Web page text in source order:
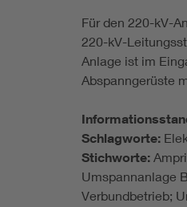
Für den 220-kV-
220-kV-
Anlage ist im
Abspanngerüste
Schlagworte:
Stichworte:
Umspannanlage
Verbundbetrieb;